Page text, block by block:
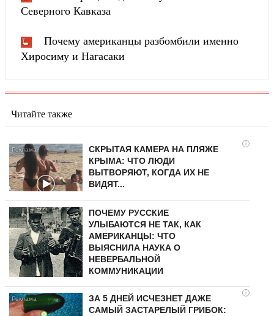
Северного Кавказа
Почему американцы разбомбили именно
Хиросиму и Нагасаки
Читайте также
i
СКРЫТАЯ КАМЕРА НА ПЛЯЖЕ
КРЫМА: ЧТО ЛЮДИ
ВЫТВОРЯЮТ, КОГДА ИХ НЕ
ВИДЯТ...
ПОЧЕМУ РУССКИЕ
УЛЫБАЮТСЯ НЕ ТАК, КАК
АМЕРИКАНЦЫ: ЧТО
ВЫЯСНИЛА НАУКА О
НЕВЕРБАЛЬНОЙ
КОММУНИКАЦИИ
i
ЗА 5 ДНЕЙ ИСЧЕЗНЕТ ДАЖЕ
САМЫЙ ЗАСТАРЕЛЫЙ ГРИБОК: